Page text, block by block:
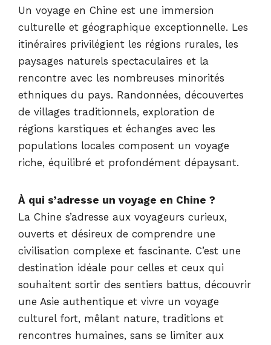
Un voyage en Chine est une immersion
culturelle et géographique exceptionnelle. Les
itinéraires privilégient les régions rurales, les
paysages naturels spectaculaires et la
rencontre avec les nombreuses minorités
ethniques du pays. Randonnées, découvertes
de villages traditionnels, exploration de
régions karstiques et échanges avec les
populations locales composent un voyage
riche, équilibré et profondément dépaysant.
À qui s’adresse un voyage en Chine ?
La Chine s’adresse aux voyageurs curieux,
ouverts et désireux de comprendre une
civilisation complexe et fascinante. C’est une
destination idéale pour celles et ceux qui
souhaitent sortir des sentiers battus, découvrir
une Asie authentique et vivre un voyage
culturel fort, mêlant nature, traditions et
rencontres humaines, sans se limiter aux